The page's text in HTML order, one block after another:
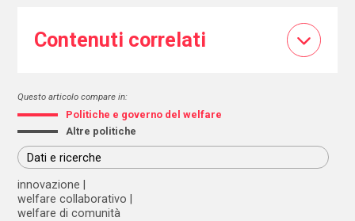
Contenuti correlati
Questo articolo compare in:
Politiche e governo del welfare
Altre politiche
Dati e ricerche
innovazione
welfare collaborativo
welfare di comunità